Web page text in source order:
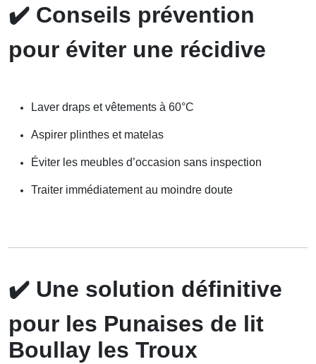
✔️ Conseils prévention
pour éviter une récidive
Laver draps et vêtements à 60°C
Aspirer plinthes et matelas
Éviter les meubles d’occasion sans inspection
Traiter immédiatement au moindre doute
✔️ Une solution définitive
pour les Punaises de lit
Boullay les Troux